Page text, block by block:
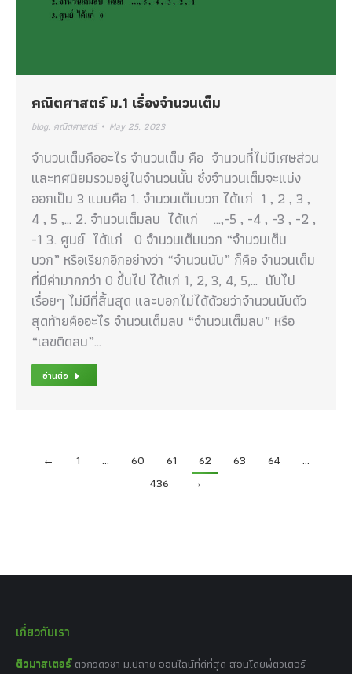
คณิตศาสตร์ ม.1 เรื่องจำนวนเต็ม
blog, คณิตศาสตร์ May 25, 2023
จำนวนเต็มคืออะไร จำนวนเต็ม คือ จำนวนที่ไม่มีเศษส่วน
และทศนิยมรวมอยู่ในจำนวนนั้น ซึ่งจำนวนเต็มจะแบ่ง
ออกเป็น 3 แบบคือ 1. จำนวนเต็มบวก ได้แก่ 1 , 2 , 3 ,
4 , 5 ,… 2. จำนวนเต็มลบ ได้แก่ …,-5 , -4 , -3 , -2 ,
-1 3. ศูนย์ ได้แก่ 0 จำนวนเต็มบวก “จำนวนเต็ม
บวก” หรือเรียกอีกอย่างว่า “จำนวนนับ” ก็คือ จำนวนเต็ม
ที่มีค่ามากกว่า 0 ขึ้นไป ได้แก่ 1, 2, 3, 4, 5,… นับไป
เรื่อยๆ ไม่มีที่สิ้นสุด และบอกไม่ได้ด้วยว่าจำนวนนับตัว
สุดท้ายคืออะไร จำนวนเต็มลบ “จำนวนเต็มลบ” หรือ
“เลขติดลบ”…
อ่านต่อ
← 1 … 60 61 62 63 64
…
436
→
เกี่ยวกับเรา
ติวมาสเตอร์ ติวกวดวิชา ม.ปลาย ออนไลน์ที่ดีที่สุด สอนโดยพี่ติวเตอร์